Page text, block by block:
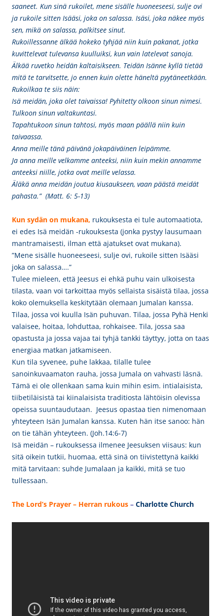
saaneet. Kun sinä rukoilet, mene sisälle huoneeseesi, sulje ovi
ja rukoile sitten Isääsi, joka on salassa. Isäsi, joka näkee myös
sen, mikä on salassa, palkitsee sinut.
Rukoillessanne älkää hokeko tyhjää niin kuin pakanat, jotka
kuvittelevat tulevansa kuulluiksi, kun vain latelevat sanoja.
Älkää ruvetko heidän kaltaisikseen. Teidän Isänne kyllä tietää
mitä te tarvitsette, jo ennen kuin olette häneltä pyytäneetkään.
Rukoilkaa te siis näin:
Isä meidän, joka olet taivaissa! Pyhitetty olkoon sinun nimesi.
Tulkoon sinun valtakuntasi.
Tapahtukoon sinun tahtosi, myös maan päällä niin kuin
taivaassa.
Anna meille tänä päivänä jokapäiväinen leipämme.
Ja anna meille velkamme anteeksi, niin kuin mekin annamme
anteeksi niille, jotka ovat meille velassa.
Äläkä anna meidän joutua kiusaukseen, vaan päästä meidät
pahasta.” (Matt. 6: 5-13)
Kun sydän on mukana, rukouksesta ei tule automaatiota,
ei edes Isä meidän -rukouksesta (jonka pystyy lausumaan
mantramaisesti, ilman että ajatukset ovat mukana).
”Mene sisälle huoneeseesi, sulje ovi, rukoile sitten Isääsi
joka on salassa….”
Tulee mieleen, että Jeesus ei ehkä puhu vain ulkoisesta
tilasta, vaan voi tarkoittaa myös sellaista sisäistä tilaa, jossa
koko olemuksella keskitytään olemaan Jumalan kanssa.
Tilaa, jossa voi kuulla Isän puhuvan. Tilaa, jossa Pyhä Henki
valaisee, hoitaa, lohduttaa, rohkaisee. Tila, jossa saa
opastusta ja jossa vajaa tai tyhjä tankki täyttyy, jotta on taas
energiaa matkan jatkamiseen.
Kun tila syvenee, puhe lakkaa, tilalle tulee
sanoinkuvaamaton rauha, jossa Jumala on vahvasti läsnä.
Tämä ei ole ollenkaan sama kuin mihin esim. intialaisista,
tiibetiläisistä tai kiinalaisista traditiosta lähtöisin olevissa
opeissa suuntaudutaan. Jeesus opastaa tien nimenomaan
yhteyteen Isän Jumalan kanssa. Kuten hän itse sanoo: hän
on tie tähän yhteyteen. (Joh.14:6-7)
Isä meidän – rukouksessa ilmenee Jeesuksen viisaus: kun
sitä oikein tutkii, huomaa, että sinä on tiivistettynä kaikki
mitä tarvitaan: suhde Jumalaan ja kaikki, mitä se tuo
tullessaan.
The Lord’s Prayer – Herran rukous – Charlotte Church